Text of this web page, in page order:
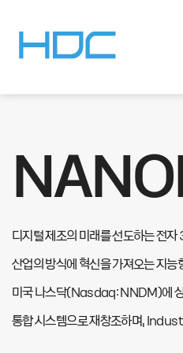
디지털 제조의 미래를 선도하는 전
산업의 방식에 혁신을 가져오는 지
미국 나스닥(Nasdaq: NNDM)에 상
통합 시스템으로 재창조하며,